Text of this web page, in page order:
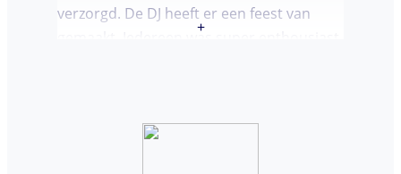
verzorgd. De DJ heeft er een feest van
gemaakt. Iedereen was super enthousiast,
ik en mijn gasten genieten nog heerlijk na.
+